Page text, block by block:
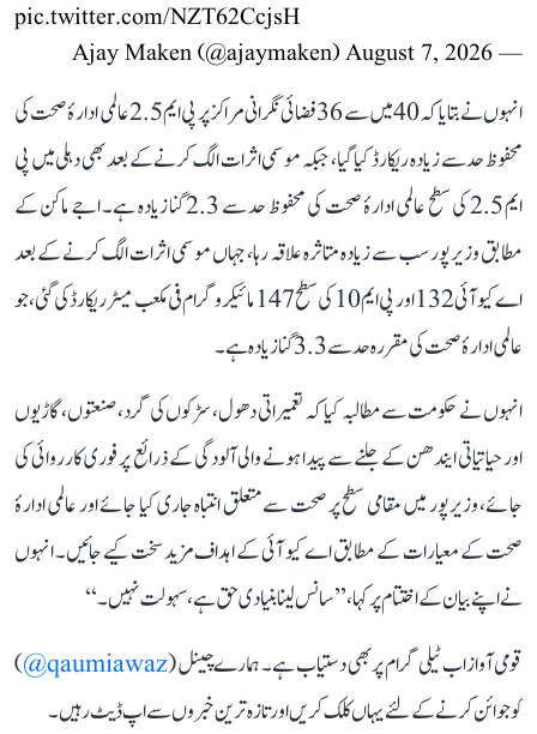
pic.twitter.com/NZT62CcjsH
— Ajay Maken (@ajaymaken)
August 7, 2026
انہوں نے بتایا کہ 40 میں سے 36 فضائی نگرانی مراکز پر پی ایم 2.5 عالمی ادارۂ صحت کی
محفوظ حد سے زیادہ ریکارڈ کیا گیا، جبکہ موسمی اثرات الگ کرنے کے بعد بھی دہلی میں پی
ایم 2.5 کی سطح عالمی ادارۂ صحت کی محفوظ حد سے 2.3 گنا زیادہ ہے۔ اجے ماکن کے
مطابق وزیرپور سب سے زیادہ متاثرہ علاقہ رہا، جہاں موسمی اثرات الگ کرنے کے بعد
اے کیو آئی 132 اور پی ایم 10 کی سطح 147 مائیکروگرام فی مکعب میٹر ریکارڈ کی گئی، جو
عالمی ادارۂ صحت کی مقررہ حد سے 3.3 گنا زیادہ ہے۔
انہوں نے حکومت سے مطالبہ کیا کہ تعمیراتی دھول، سڑکوں کی گرد، صنعتوں، گاڑیوں
اور حیاتیاتی ایندھن کے جلنے سے پیدا ہونے والی آلودگی کے ذرائع پر فوری کارروائی کی
جائے، وزیرپور میں مقامی سطح پر صحت سے متعلق انتباہ جاری کیا جائے اور عالمی ادارۂ
صحت کے معیارات کے مطابق اے کیو آئی کے اہداف مزید سخت کیے جائیں۔ انہوں
نے اپنے بیان کے اختتام پر کہا، ’’سانس لینا بنیادی حق ہے، سہولت نہیں۔‘‘
قومی آواز اب ٹیلی گرام پر بھی دستیاب ہے۔ ہمارے چینل (qaumiawaz@
)
کو جوائن کرنے کے لئے یہاں کلک کریں اور تازہ ترین خبروں سے اپ ڈیٹ رہیں۔